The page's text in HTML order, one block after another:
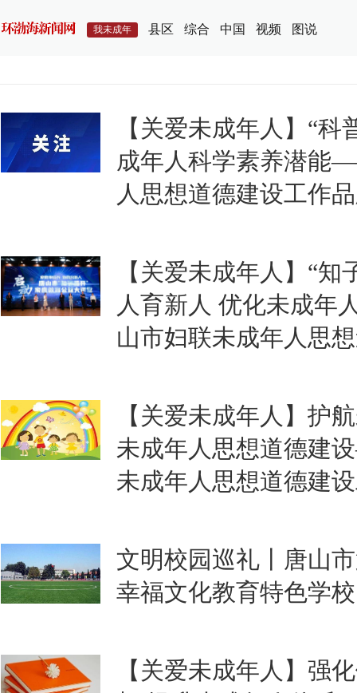
我未成年 县区 综合 中国 视频 图说
【关爱未成年人】“
成年人科学素养潜能
人思想道德建设工作
【关爱未成年人】“
人育新人 优化未成
山市妇联未成年人思
【关爱未成年人】护
未成年人思想道德建
未成年人思想道德建
文明校园巡礼丨唐山
幸福文化教育特色学校
【关爱未成年人】强